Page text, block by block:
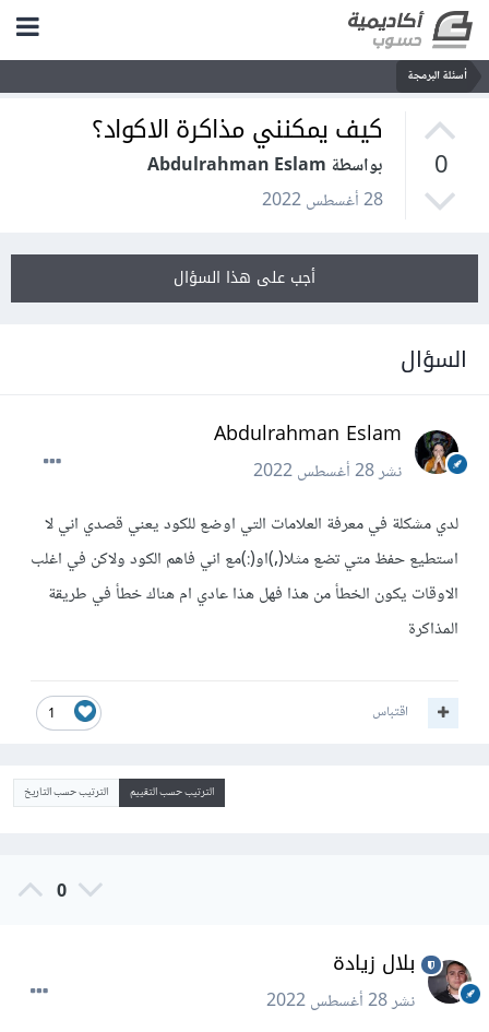
أسئلة البرمجة
0
كيف يمكنني مذاكرة الاكواد؟
بواسطة Abdulrahman Eslam
28 أغسطس 2022
أجب على هذا السؤال
السؤال
Abdulrahman Eslam
نشر28 أغسطس 2022
لدي مشكلة في معرفة العلامات التي اوضع للكود يعني قصدي اني لا
استطيع حفظ متي تضع مثلا(,)او(:)مع اني فاهم الكود ولاكن في اغلب
الاوقات يكون الخطأ من هذا فهل هذا عادي ام هناك خطأ في طريقة
المذاكرة
1 اقتباس
الترتيب حسب التقييم الترتيب حسب التاريخ
0
بلال زيادة
نشر28 أغسطس 2022